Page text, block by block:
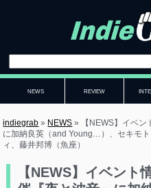
NEWS REVIEW
indiegrab » NEWS »
【NEWS】イベ
に加納良英（and Young…）、セキモ
ィ、藤井邦博（魚座）
【NEWS】イベント